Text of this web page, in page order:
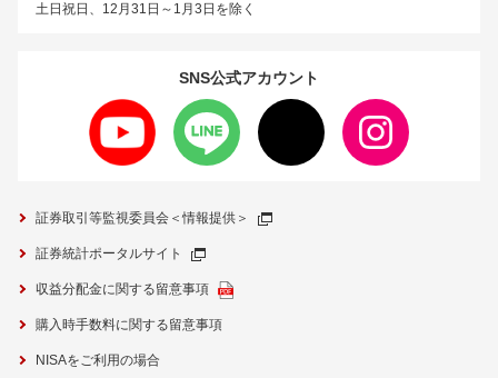
土日祝日、12月31日～1月3日を除く
SNS公式アカウント
証券取引等監視委員会＜情報提供＞
証券統計ポータルサイト
収益分配金に関する留意事項
購入時手数料に関する留意事項
NISAをご利用の場合